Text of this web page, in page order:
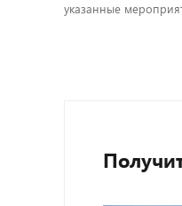
указанные